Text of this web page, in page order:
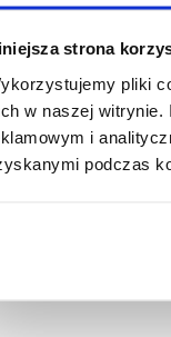
strona
pliki
w naszej witrynie.
i
podczas
oraz
etapem